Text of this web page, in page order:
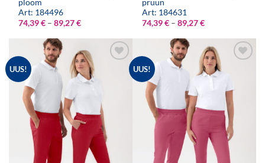
ploom
Art: 184496
74,39€ – 89,27€Hinnavahemik:
kuni
pruun
Art: 184631
74,39€ – 89,27€Hinnavahemik:
kuni
89,27 €
UUS! UUS!